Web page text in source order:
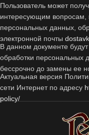
Пользователь может
интересующим вопросам,
персональных данных,
электронной почты
В данном документе
обработки персональных
бессрочно до замены ее
Актуальная версия
сети Интернет по адресу
policy/